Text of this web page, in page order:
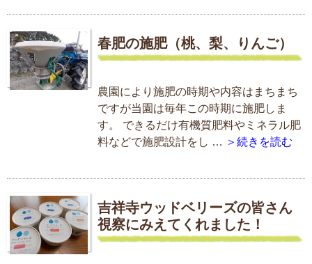
春肥の施肥（桃、梨、りんご）
農園により施肥の時期や内容はまちまち
ですが当園は毎年この時期に施肥しま
す。 できるだけ有機質肥料やミネラル肥
料などで施肥設計をし … ＞続きを読む
吉祥寺ウッドベリーズの皆さん
視察にみえてくれました！